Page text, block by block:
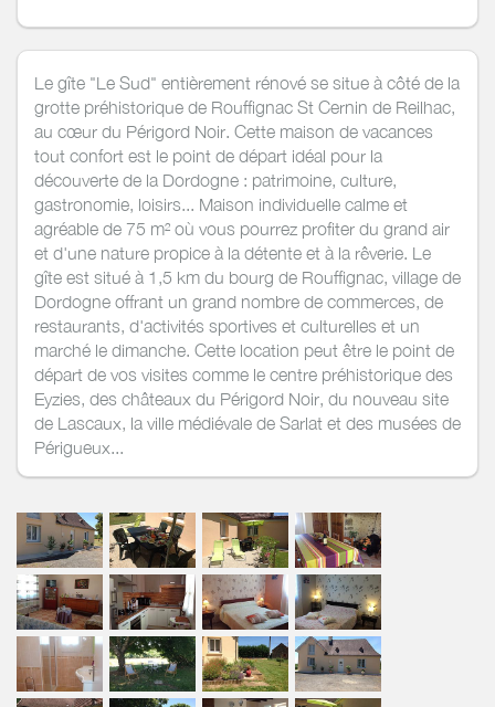
Le gîte "Le Sud" entièrement rénové se situe à côté de la
grotte préhistorique de Rouffignac St Cernin de Reilhac,
au cœur du Périgord Noir. Cette maison de vacances
tout confort est le point de départ idéal pour la
découverte de la Dordogne : patrimoine, culture,
gastronomie, loisirs... Maison individuelle calme et
agréable de 75 m² où vous pourrez profiter du grand air
et d'une nature propice à la détente et à la rêverie. Le
gîte est situé à 1,5 km du bourg de Rouffignac, village de
Dordogne offrant un grand nombre de commerces, de
restaurants, d'activités sportives et culturelles et un
marché le dimanche. Cette location peut être le point de
départ de vos visites comme le centre préhistorique des
Eyzies, des châteaux du Périgord Noir, du nouveau site
de Lascaux, la ville médiévale de Sarlat et des musées de
Périgueux...